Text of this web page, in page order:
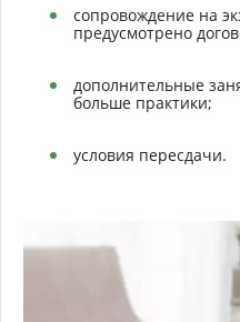
сопровождение на
предусмотрено
дополнительные
больше практики;
условия пересдачи.